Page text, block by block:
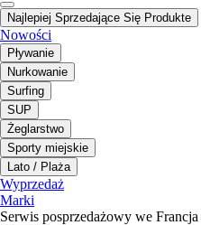
Najlepiej Sprzedające Się Produkte
Nowości
Pływanie
Nurkowanie
Surfing
SUP
Żeglarstwo
Sporty miejskie
Lato / Plaża
Wyprzedaż
Marki
Serwis posprzedażowy we Francja